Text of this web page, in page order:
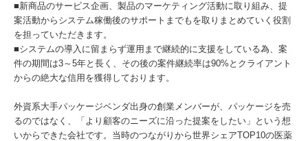
■新商品のサービス企画、製品のマーケティング活動に取り組み、提
案活動からシステム稼働後のサポートまでもを取りまとめていく役割
を担っていただきます。
■システムの導入に留まらず運用まで継続的に支援をしている為、案
件の期間は3～5年と長く、その後の案件継続率は90%とクライアント
からの絶大な信用を獲得しております。
外資系大手パッケージベンダ出身の創業メンバーが、パッケージを売
るのではなく、「より顧客のニーズに沿った提案をしたい」という想
いからできた会社です。当時のつながりから世界シェアTOP10の医薬